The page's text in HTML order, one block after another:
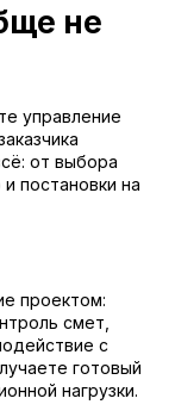
не
управление
от выбора
постановки на
проектом:
смет,
с
готовый
нагрузки.